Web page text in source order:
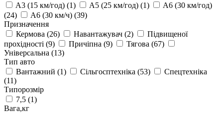
A3 (15 км/год) (1) A5 (25 км/год) (1)
A6 (30 км/год)
(24)
A6 (30 км/ч) (39)
Призначення
Кермова (26) Навантажувач (2)
Підвищеної
прохідності (9) Причіпна (9) Тягова (67)
Універсальна (13)
Тип авто
Вантажний (1) Сільгосптехніка (53)
Спецтехніка
(11)
Типорозмір
7,5 (1)
Вага,кг